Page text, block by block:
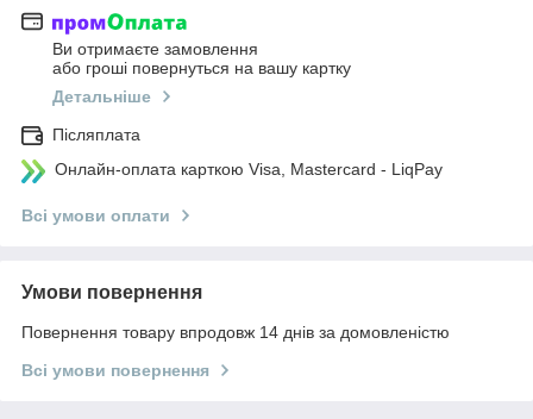
Ви отримаєте замовлення
або гроші повернуться на вашу картку
Детальніше
Післяплата
Онлайн-оплата карткою Visa, Mastercard - LiqPay
Всі умови оплати
Умови повернення
Повернення товару впродовж 14 днів за домовленістю
Всі умови повернення